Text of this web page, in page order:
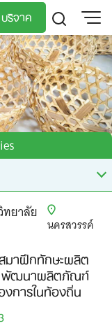
บริจาค
TH
EN
ทยาลัย
นครสวรรค์
มาฝึกทักษะผลิต
ด้ พัฒนาผลิตภัณฑ์
การในท้องถิ่น